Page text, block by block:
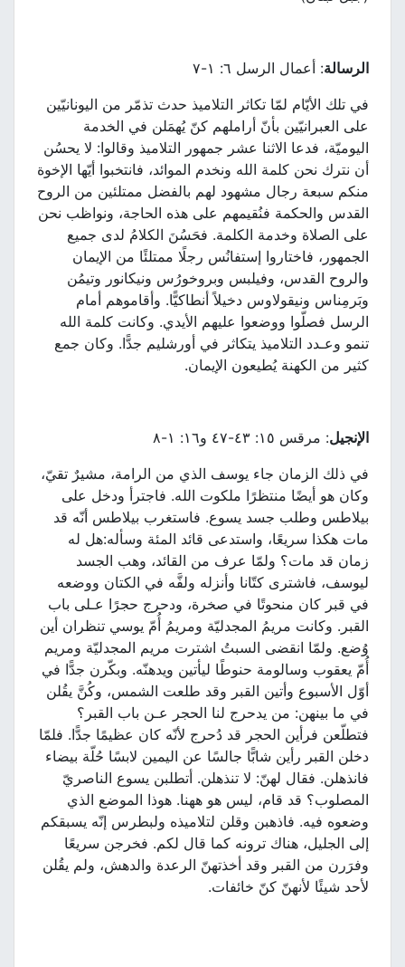
الرسالة: أعمال الرسل ٦: ١-٧
في تلك الأيّام لمّا تكاثر التلاميذ حدث تذمّر من اليونانيّين
على العبرانيّين بأنّ أراملهم كنّ يُهمَلن في الخدمة
اليوميّة، فدعا الاثنا عشر جمهور التلاميذ وقالوا: لا يحسُن
أن نترك نحن كلمة الله ونخدم الموائد، فانتخبوا أيّها الإخوة
منكم سبعة رجال مشهود لهم بالفضل ممتلئين من الروح
القدس والحكمة فنُقيمهم على هذه الحاجة، ونواظب نحن
على الصلاة وخدمة الكلمة. فحَسُنَ الكلامُ لدى جميع
الجمهور، فاختاروا إستفانُس رجلًا ممتلئًا من الإيمان
والروح القدس، وفيلبس وبروخورُس ونيكانور وتيمُن
وبَرمِناس ونيقولاوس دخيلاً أنطاكيًّا. وأقاموهم أمام
الرسل فصلّوا ووضعوا عليهم الأيدي. وكانت كلمة الله
تنمو وعـدد التلاميذ يتكاثر في أورشليم جدًّا. وكان جمع
كثير من الكهنة يُطيعون الإيمان.
الإنجيل: مرقس ١٥: ٤٣-٤٧ و١٦: ١-٨
في ذلك الزمان جاء يوسف الذي من الرامة، مشيرٌ تقيّ،
وكان هو أيضًا منتظرًا ملكوت الله. فاجترأ ودخل على
بيلاطس وطلب جسد يسوع. فاستغرب بيلاطس أنّه قد
مات هكذا سريعًا، واستدعى قائد المئة وسأله:هل له
زمان قد مات؟ ولمّا عرف من القائد، وهب الجسد
ليوسف، فاشترى كتّانا وأنزله ولفَّه في الكتان ووضعه
في قبر كان منحوتًا في صخرة، ودحرج حجرًا عـلى باب
القبر. وكانت مريمُ المجدليّة ومريمُ أُمّ يوسي تنظران أين
وُضع. ولمّا انقضى السبتُ اشترت مريم المجدليّة ومريم
أُمّ يعقوب وسالومة حنوطًا ليأتين ويدهنّه. وبكّرن جدًّا في
أوّل الأسبوع وأتين القبر وقد طلعت الشمس، وكُنَّ يقُلن
في ما بينهن: من يدحرج لنا الحجر عـن باب القبر؟
فتطلّعن فرأين الحجر قد دُحرج لأنّه كان عظيمًا جدًّا. فلمّا
دخلن القبر رأين شابًّا جالسًا عن اليمين لابسًا حُلّة بيضاء
فانذهلن. فقال لهنّ: لا تنذهلن. أتطلبن يسوع الناصريّ
المصلوب؟ قد قام، ليس هو ههنا. هوذا الموضع الذي
وضعوه فيه. فاذهبن وقلن لتلاميذه ولبطرس إنّه يسبقكم
إلى الجليل، هناك ترونه كما قال لكم. فخرجن سريعًا
وفرَرن من القبر وقد أخذتهنّ الرعدة والدهش، ولم يقُلن
لأحد شيئًا لأنهنّ كنّ خائفات.